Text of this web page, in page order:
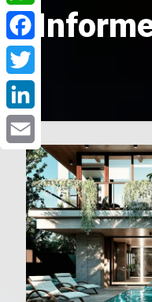
WhatsApp
Facebook
Twitter
LinkedIn
Email